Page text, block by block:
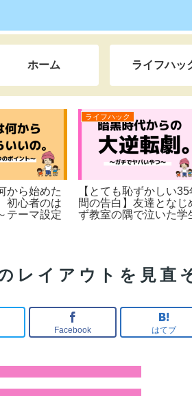
ホーム ライフハッ
から始めた
初心者のは
テーマ設定
ライフハック
【とても恥ずかしい35
間の告白】友達となじ
ず教室の隅で泣いた学
舎でスローライフをし
がら日本＆世界一周の
逆転した”あるキッカ
レイアウトを見直
Facebook はてブ